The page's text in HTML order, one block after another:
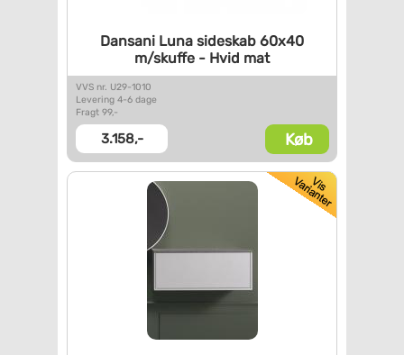
Dansani Luna sideskab 60x40
m/skuffe - Hvid mat
VVS nr. U29-1010
Levering 4-6 dage
Fragt 99,-
3.158,- Køb